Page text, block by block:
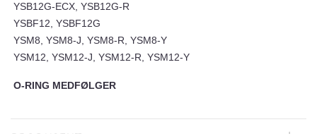
YSB12G-ECX, YSB12G-R
YSBF12, YSBF12G
YSM8, YSM8-J, YSM8-R, YSM8-Y
YSM12, YSM12-J, YSM12-R, YSM12-Y
O-RING MEDFØLGER